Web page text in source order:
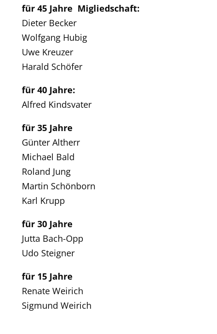
für 45 Jahre Migliedschaft:
Dieter Becker
Wolfgang Hubig
Uwe Kreuzer
Harald Schöfer
für 40 Jahre:
Alfred Kindsvater
für 35 Jahre
Günter Altherr
Michael Bald
Roland Jung
Martin Schönborn
Karl Krupp
für 30 Jahre
Jutta Bach-Opp
Udo Steigner
für 15 Jahre
Renate Weirich
Sigmund Weirich